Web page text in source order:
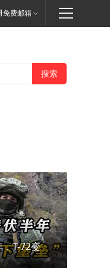
免费邮箱
T-72变